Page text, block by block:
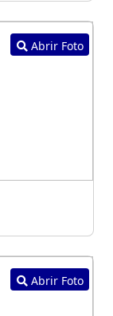
Abrir Foto
Abrir Foto